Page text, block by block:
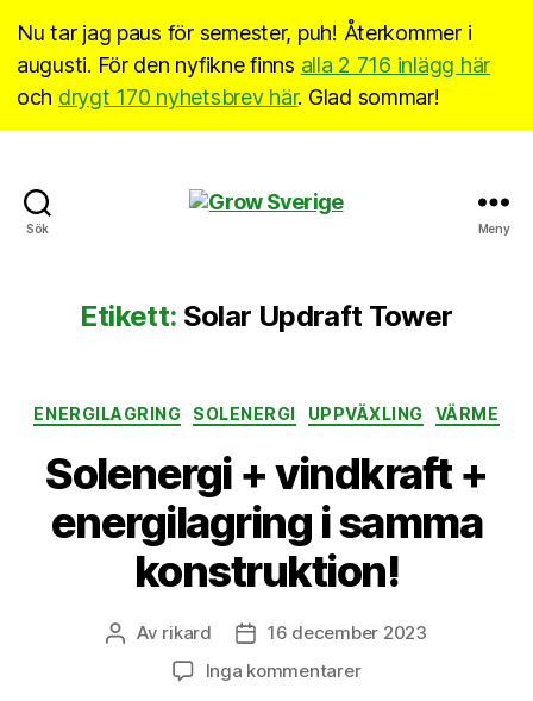
Nu tar jag paus för semester, puh! Återkommer i
augusti. För den nyfikne finns alla 2 716 inlägg här
och drygt 170 nyhetsbrev här. Glad sommar!
Sök Meny
Etikett: Solar Updraft Tower
Kategorier
ENERGILAGRING SOLENERGI UPPVÄXLING VÄRME
Solenergi + vindkraft +
energilagring i samma
konstruktion!
Inläggsförfattare
Av rikard Inläggsdatum
16 december 2023
Inga kommentarertill